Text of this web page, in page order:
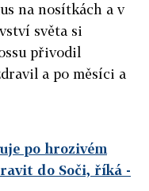
na nosítkách a v
světa si
přivodil
a po měsíci a
po hrozivém
do Soči, říká -